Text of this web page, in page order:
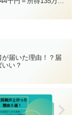
届いた理由！？届
い？